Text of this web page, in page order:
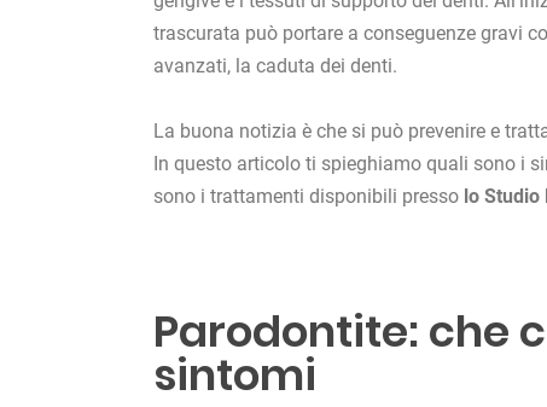
trascurata può portare a conseguenze gravi
avanzati, la caduta dei denti.
La buona notizia è che si può prevenire e
In questo articolo ti spieghiamo quali sono i
sono i trattamenti disponibili presso lo Studio
Parodontite: che
sintomi